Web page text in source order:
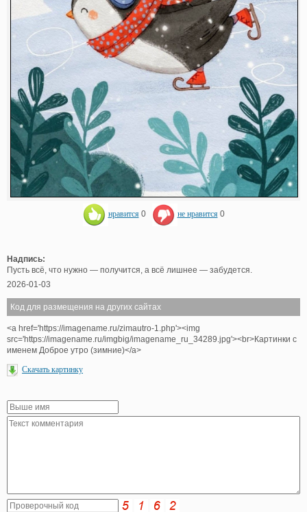
нравится 0 не нравится 0
Надпись:
Пусть всё, что нужно — получится, а всё лишнее — забудется.
2026-01-03
Код для размещения на других сайтах
<a href='https://imagename.ru/zimautro-1.php'><img
src='https://imagename.ru/imgbig/imagename_ru_34289.jpg'><br>Картинки с
именем Доброе утро (зимние)</a>
Скачать картинку